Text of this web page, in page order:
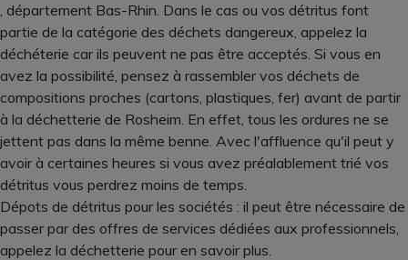
, département Bas-Rhin. Dans le cas ou vos détritus font
partie de la catégorie des déchets dangereux, appelez la
déchéterie car ils peuvent ne pas être acceptés. Si vous en
avez la possibilité, pensez à rassembler vos déchets de
compositions proches (cartons, plastiques, fer) avant de partir
à la déchetterie de Rosheim. En effet, tous les ordures ne se
jettent pas dans la même benne. Avec l'affluence qu'il peut y
avoir à certaines heures si vous avez préalablement trié vos
détritus vous perdrez moins de temps.
Dépots de détritus pour les sociétés : il peut être nécessaire de
passer par des offres de services dédiées aux professionnels,
appelez la déchetterie pour en savoir plus.